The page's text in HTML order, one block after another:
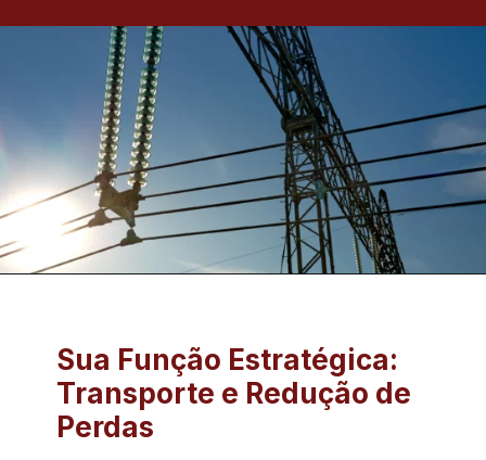
Sua Função Estratégica:
Transporte e Redução de
Perdas